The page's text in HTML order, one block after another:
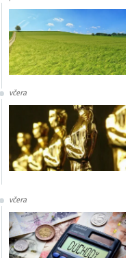
včera
včera